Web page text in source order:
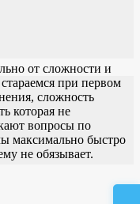
от сложности и
при первом
сложность
которая не
вопросы по
максимально быстро
не обязывает.